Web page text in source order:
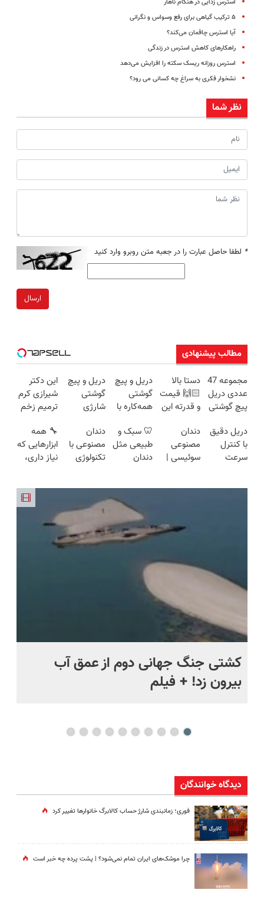
۵ ترکیب گیاهی برای رفع وسواس و نگرانی
آیا استرس چاقمان می‌کند؟
راهکارهای کاهش استرس در زندگی
استرس روزانه ریسک سکته را افزایش می‌دهد
نشخوار فکری به سراغ چه کسانی می رود؟
نظر شما
* لطفا حاصل عبارت را در جعبه متن روبرو وارد کنید
ارسال
مطالب پیشنهادی
مجموعه 47
عددی دریل
پیچ گوشتی
(تخفیف به
مدت
محدود)
دستا بالا
🙌🏻 قیمت
و قدرته این
میده🔥
دریل و پیچ
گوشتی
همه‌کاره با
هوشمند ⚙️
(نصف
قیمت بازار
دریل و پیچ
گوشتی
شارژی
کنترل
سرعت ⚡
(همراه با
این دکتر
شیرازی کرم
ترمیم زخم
ساخت!!!
دریل دقیق
با کنترل
سرعت
دندان
مصنوعی
سوئیسی |
رایگان+پرداخت
اقساطی😍
🦷 سبک و
طبیعی مثل
دندان
اقساطی 💳
📍 تهران
دندان
مصنوعی با
تکنولوژی
🇨🇭
🔧 همه
ابزارهایی که
نیاز داری،
تخفیف به
مدت
محدود
کشتی‌ جنگ جهانی دوم از عمق آب
بیرون زد! + فیلم
دیدگاه خوانندگان
فوری؛ زمانبندی‌ شارژ حساب کالابرگ خانوارها تغییر کرد
چرا موشک‌های ایران تمام نمی‌شود؟ | پشت پرده چه خبر است